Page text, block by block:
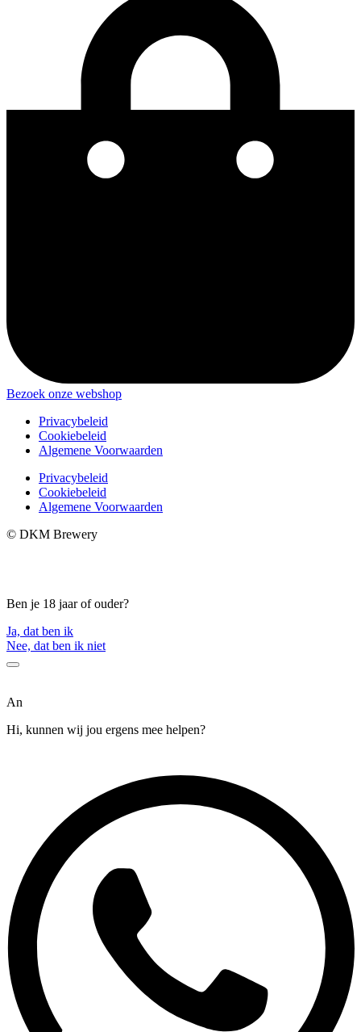
Bezoek onze webshop
Privacybeleid
Cookiebeleid
Algemene Voorwaarden
Privacybeleid
Cookiebeleid
Algemene Voorwaarden
© DKM Brewery
Ben je 18 jaar of ouder?
Ja, dat ben ik
Nee, dat ben ik niet
An
Hi, kunnen wij jou ergens mee helpen?